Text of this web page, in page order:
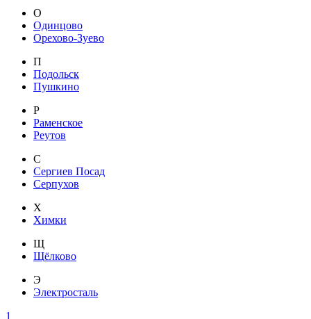
О
Одинцово
Орехово-Зуево
П
Подольск
Пушкино
Р
Раменское
Реутов
С
Сергиев Посад
Серпухов
Х
Химки
Щ
Щёлково
Э
Электросталь
1